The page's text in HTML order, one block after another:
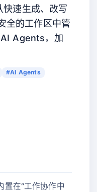
速生成、改写
全的工作区中管
AI Agents，加
#AI Agents
在“工作协作中